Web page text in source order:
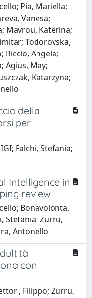
Pia, Mariella;
Vanesa;
Mavrou, Katerina;
Todorovska,
Riccio, Angela;
Agius, May;
Katarzyna;
della
per
Falchi, Stefania;
Intelligence in
review
Bonavolonta,
Stefania; Zurru,
Antonello
con
Filippo; Zurru,